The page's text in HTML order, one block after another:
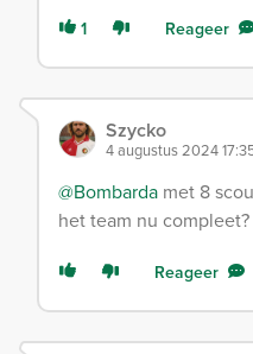
1 Reageer
Szycko
4 augustus 2024
@Bombarda met 8
het team nu compleet?
Reageer